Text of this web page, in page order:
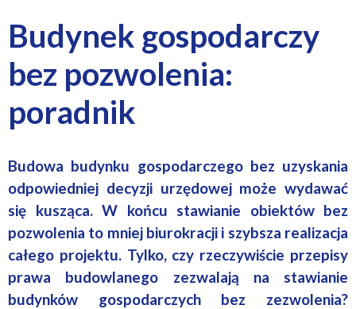
Budynek gospodarczy
bez pozwolenia:
poradnik
Budowa budynku gospodarczego bez uzyskania
odpowiedniej decyzji urzędowej może wydawać
się kusząca. W końcu stawianie obiektów bez
pozwolenia to mniej biurokracji i szybsza realizacja
całego projektu. Tylko, czy rzeczywiście przepisy
prawa budowlanego zezwalają na stawianie
budynków gospodarczych bez zezwolenia?